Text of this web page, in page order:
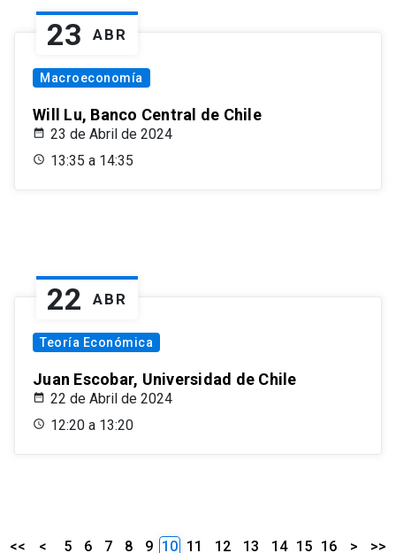
23 ABR
Macroeconomía
Will Lu, Banco Central de Chile
23 de Abril de 2024
13:35 a 14:35
22 ABR
Teoría Económica
Juan Escobar, Universidad de Chile
22 de Abril de 2024
12:20 a 13:20
<< < 5 6 7 8 9 10 11 12 13 14 15 16 > >>